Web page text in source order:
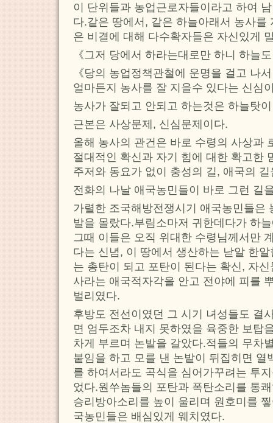
이 단위들과 농업근로자들이라고 하여
다.같은 땅에서, 같은 하늘아래서 농사를
은 비결에 대해 다수확자들은 자신있게
《그저 당에서 하라는대로만 하니 하늘
《당의 농업정책관철에 운명을 걸고 나
얼마든지 농사를 잘 지을수 있다는 신심
농사가 잘되고 안되고 하는것은 하늘탓
근본은 사상문제, 신심문제이다.
올해 농사의 관건은 바로 수령의 사상과
절대적인 확신과 자기 힘에 대한 확고한
주저와 동요가 없이 충성의 길, 애국의
전화의 나날 애국농민들이 바로 그런 길
가렬한 조국해방전쟁시기 애국농민들은
발을 몰랐다.부림소마저 귀한데다가 하
그때 이들은 오직 위대한 수령님께서만
다는 신념, 이 땅에서 생산하는 낟알 한
는 총탄이 되고 포탄이 된다는 확신, 자
사라는 애국적자각을 안고 전야에 피를
벌리였다.
후방도 전선이였던 그 시기 녀성들도 결
면 엄두조차 내지 못하였을 육중한 보탑
차게 부르며 논밭을 갈았다.적들의 무차
붙임을 하고 모를 낸 논밭이 뒤집히면 열
를 하여서라도 곡식을 심어가꾸려는 투
었다.원쑤놈들의 포탄과 폭탄소리를 통
승리방아소리를 높이 울리며 원호미를
국농민들은 배심있게 웨치였다.